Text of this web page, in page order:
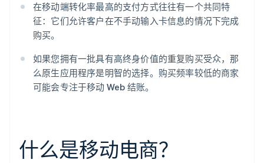
在移动端转化率最高的支付方式往往有一个共同特
征：它们允许客户在不手动输入卡信息的情况下完成
购买。
如果您拥有一批具有高终身价值的重复购买受众，那
么原生应用程序是明智的选择。购买频率较低的商家
可能会专注于移动 Web 结账。
什么是移动电商？